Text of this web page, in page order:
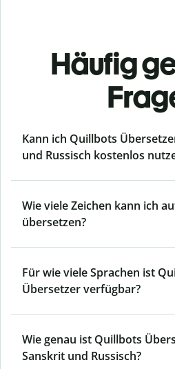
Häufig
Kann ich Quillbots
und Russisch kostenlos
Wie viele Zeichen kann ich
übersetzen?
Für wie viele Sprachen ist
Übersetzer verfügbar?
Wie genau ist Quillbots
Sanskrit und Russisch?